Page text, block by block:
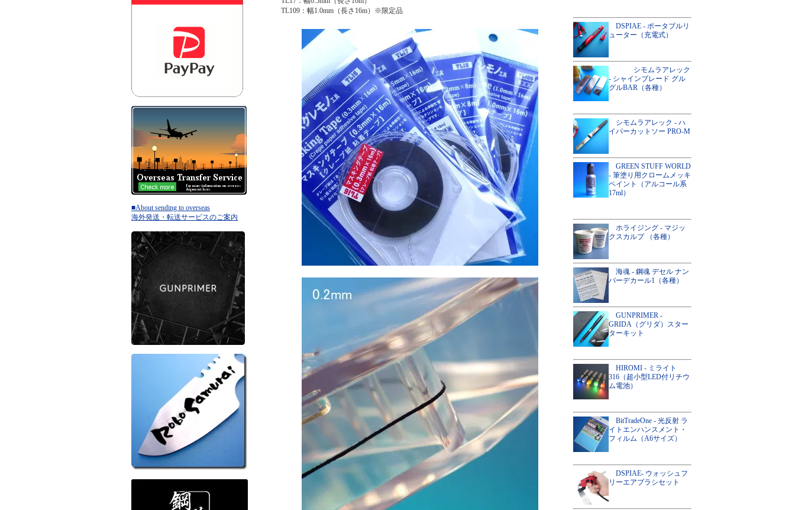
■About sending to overseas
海外発送・転送サービスのご案内
TL109：幅1.0mm（長さ16m）※限定品
DSPIAE - ポータブルリ
ューター（充電式）
シモムラアレック
- シャインブレード グル
グルBAR（各種）
シモムラアレック - ハ
イパーカットソー PRO-M
GREEN STUFF WORLD
- 筆塗り用クロームメッキ
ペイント（アルコール系
17ml）
ホライジング - マジッ
クスカルプ （各種）
海魂 - 鋼魂 デセル ナン
バーデカール1（各種）
GUNPRIMER -
GRIDA（グリダ）スター
ターキット
HIROMI - ミライト
316（超小型LED付リチウ
ム電池）
BitTradeOne - 光反射 ラ
イトエンハンスメント・
フィルム（A6サイズ）
DSPIAE- ウォッシュフ
リーエアブラシセット